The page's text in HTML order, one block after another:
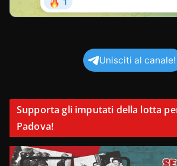
Unisciti al canale!
Supporta gli imputati della lotta
Padova!